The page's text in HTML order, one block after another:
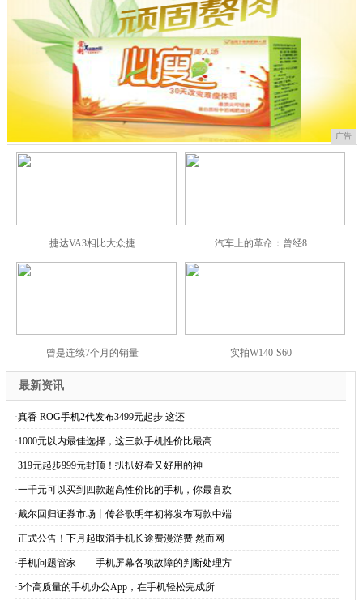
广告
捷达VA3相比大众捷 汽车上的革命：曾经8
曾是连续7个月的销量 实拍W140-S60
最新资讯
·真香 ROG手机2代发布3499元起步 这还
·1000元以内最佳选择，这三款手机性价比最高
·319元起步999元封顶！扒扒好看又好用的神
·一千元可以买到四款超高性价比的手机，你最喜欢
·戴尔回归证券市场丨传谷歌明年初将发布两款中端
·正式公告！下月起取消手机长途费漫游费 然而网
·手机问题管家——手机屏幕各项故障的判断处理方
·5个高质量的手机办公App，在手机轻松完成所